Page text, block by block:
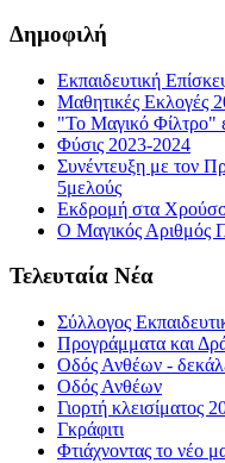
Δημοφιλή
Εκπαιδευτική
Μαθητικές Εκλογές
"Το Μαγικό Φίλτρο"
Φύσις 2023-2024
Συνέντευξη με τον
5μελούς
Εκδρομή στα
Ο Μαγικός Αριθμός
Τελευταία Νέα
Σύλλογος
Προγράμματα και
Οδός Ανθέων -
Οδός Ανθέων
Γιορτή κλεισίματος
Γκράφιτι
Φτιάχνοντας το νέο